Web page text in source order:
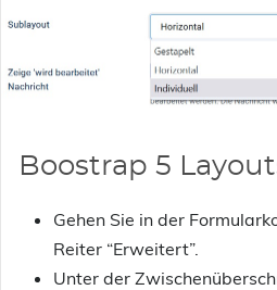
Boostrap 5
Gehen Sie in der
Reiter “Erweitert”.
Unter der